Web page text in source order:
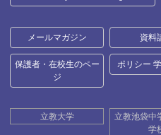
メールマガジン 資料
保護者・在校生のペー
ジ
ポリシー
立教大学
立教池袋中
学